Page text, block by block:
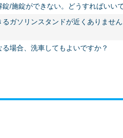
/施錠ができない。どうすればいい
ガソリンスタンドが近くありませ
場合、洗車してもよいですか？